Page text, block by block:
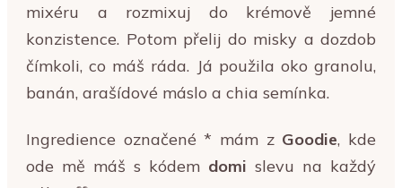
mixéru a rozmixuj do krémově jemné
konzistence. Potom přelij do misky a dozdob
čímkoli, co máš ráda. Já použila oko granolu,
banán, arašídové máslo a chia semínka.
Ingredience označené * mám z Goodie, kde
ode mě máš s kódem domi slevu na každý